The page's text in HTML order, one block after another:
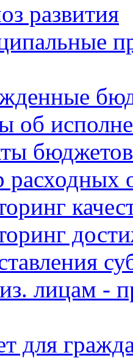
развития
об
бюджетов
расходных
лицам -
для